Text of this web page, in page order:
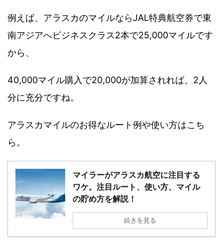
例えば、アラスカのマイルならJAL特典航空券で東
南アジアへビジネスクラス2本で25,000マイルです
から、
40,000マイル購入で20,000が加算されれば、2人
分に充分ですね。
アラスカマイルのお得なルート例や使い方はこち
ら。
マイラーがアラスカ航空に注目する
ワケ。注目ルート、使い方、マイル
の貯め方を解説！
続きを見る